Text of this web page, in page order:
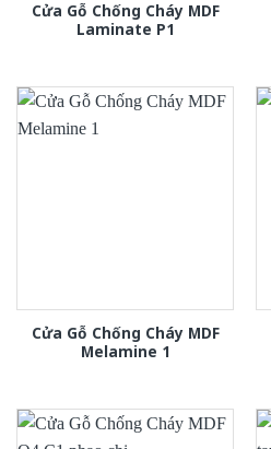
Cửa Gỗ Chống Cháy MDF
Laminate P1
Cửa Gỗ Chống Cháy MDF
Melamine 1